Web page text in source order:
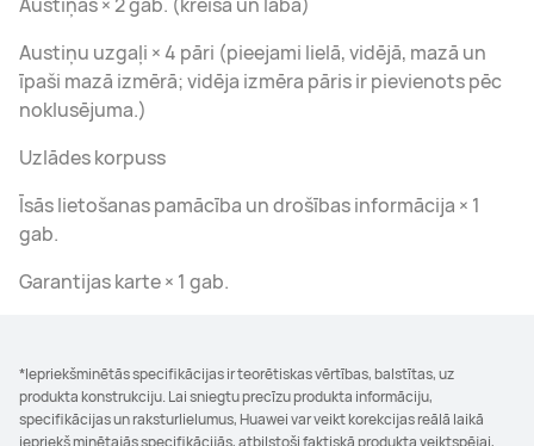
Austiņu uzgaļi × 4 pāri (pieejami lielā, vidējā, mazā un
īpaši mazā izmērā; vidēja izmēra pāris ir pievienots pēc
noklusējuma.)
Uzlādes korpuss
Īsās lietošanas pamācība un drošības informācija × 1
gab.
Garantijas karte × 1 gab.
*Iepriekšminētās specifikācijas ir teorētiskas vērtības, balstītas, uz
produkta konstrukciju. Lai sniegtu precīzu produkta informāciju,
specifikācijas un raksturlielumus, Huawei var veikt korekcijas reālā laikā
iepriekš minētajās specifikācijās, atbilstoši faktiskā produkta veiktspējai,